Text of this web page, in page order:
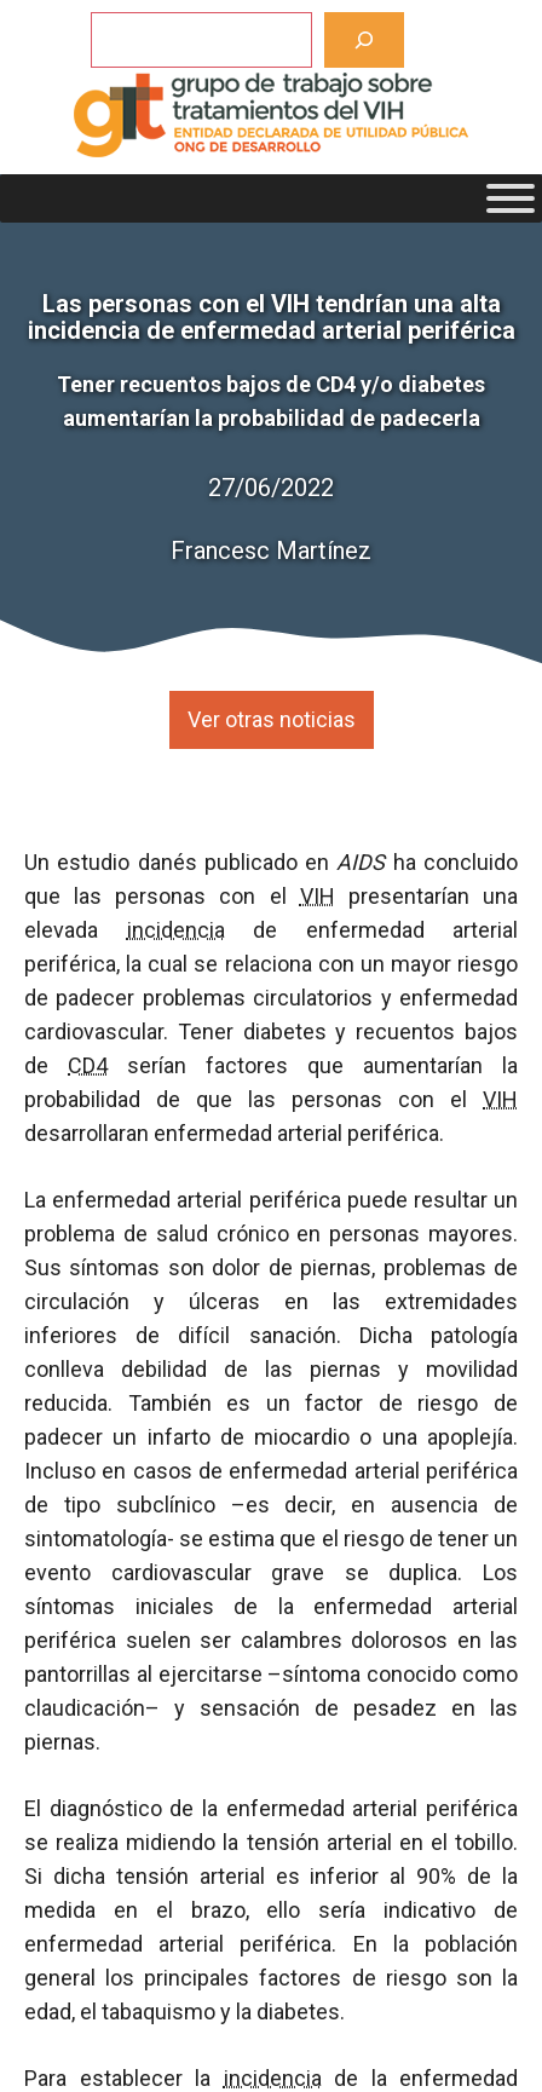
Las personas con el VIH tendrían una alta
incidencia de enfermedad arterial periférica
Tener recuentos bajos de CD4 y/o diabetes
aumentarían la probabilidad de padecerla
27/06/2022
Francesc Martínez
Ver otras noticias
Un estudio danés publicado en AIDSha concluido
que las personas con el VIH presentarían una
elevada incidencia de enfermedad arterial
periférica, la cual se relaciona con un mayor riesgo
de padecer problemas circulatorios y enfermedad
cardiovascular. Tener diabetes y recuentos bajos
de CD4serían factores que aumentarían la
probabilidad de que las personas con el VIH
desarrollaran enfermedad arterial periférica.
La enfermedad arterial periférica puede resultar un
problema de salud crónico en personas mayores.
Sus síntomas son dolor de piernas, problemas de
circulación y úlceras en las extremidades
inferiores de difícil sanación. Dicha patología
conlleva debilidad de las piernas y movilidad
reducida. También es un factor de riesgo de
padecer un infarto de miocardio o una apoplejía.
Incluso en casos de enfermedad arterial periférica
de tipo subclínico –es decir, en ausencia de
sintomatología- se estima que el riesgo de tener un
evento cardiovascular grave se duplica. Los
síntomas iniciales de la enfermedad arterial
periférica suelen ser calambres dolorosos en las
pantorrillas al ejercitarse –síntoma conocido como
claudicación– y sensación de pesadez en las
piernas.
El diagnóstico de la enfermedad arterial periférica
se realiza midiendo la tensión arterial en el tobillo.
Si dicha tensión arterial es inferior al 90% de la
medida en el brazo, ello sería indicativo de
enfermedad arterial periférica. En la población
general los principales factores de riesgo son la
edad, el tabaquismo y la diabetes.
Para establecer la incidencia de la enfermedad